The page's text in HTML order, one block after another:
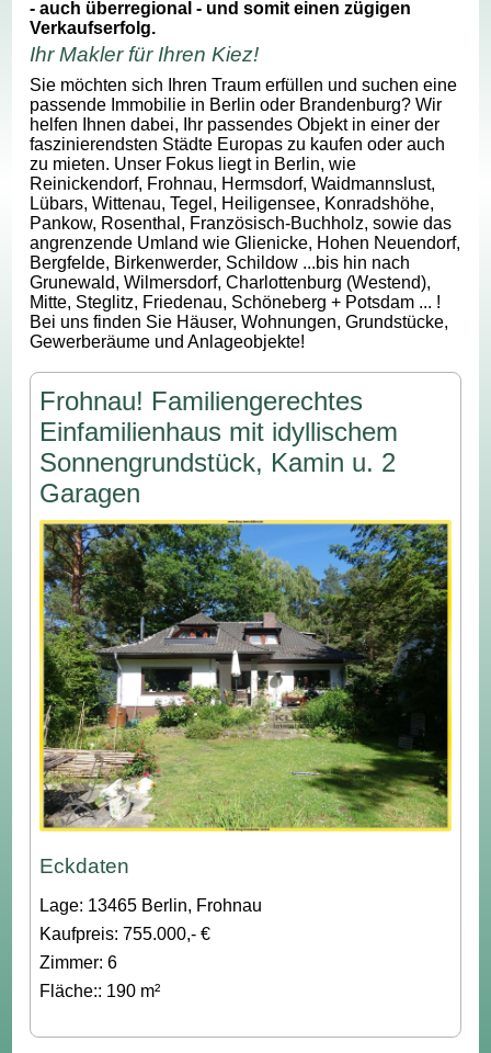
- auch überregional - und somit einen zügigen
Verkaufserfolg.
Ihr Makler für Ihren Kiez!
Sie möchten sich Ihren Traum erfüllen und suchen eine
passende Immobilie in Berlin oder Brandenburg? Wir
helfen Ihnen dabei, Ihr passendes Objekt in einer der
faszinierendsten Städte Europas zu kaufen oder auch
zu mieten. Unser Fokus liegt in Berlin, wie
Reinickendorf, Frohnau, Hermsdorf, Waidmannslust,
Lübars, Wittenau, Tegel, Heiligensee, Konradshöhe,
Pankow, Rosenthal, Französisch-Buchholz, sowie das
angrenzende Umland wie Glienicke, Hohen Neuendorf,
Bergfelde, Birkenwerder, Schildow ...bis hin nach
Grunewald, Wilmersdorf, Charlottenburg (Westend),
Mitte, Steglitz, Friedenau, Schöneberg + Potsdam ... !
Bei uns finden Sie Häuser, Wohnungen, Grundstücke,
Gewerberäume und Anlageobjekte!
Frohnau! Familiengerechtes
Einfamilienhaus mit idyllischem
Sonnengrundstück, Kamin u. 2
Garagen
Eckdaten
Lage: 13465 Berlin, Frohnau
Kaufpreis: 755.000,- €
Zimmer: 6
Fläche:: 190 m²